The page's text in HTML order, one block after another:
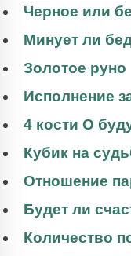
Черное или
Минует ли
Золотое руно
Исполнение
4 кости О
Кубик на
Отношение
Будет ли
Количество